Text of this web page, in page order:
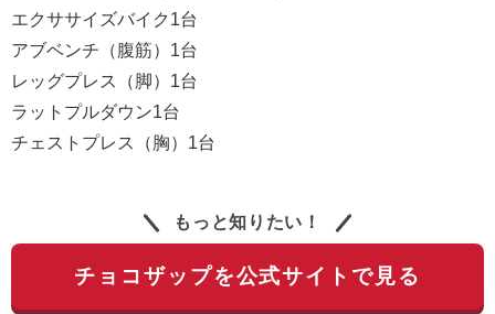
エクササイズバイク1台
アブベンチ（腹筋）1台
レッグプレス（脚）1台
ラットプルダウン1台
チェストプレス（胸）1台
もっと知りたい！
チョコザップを公式サイトで見る